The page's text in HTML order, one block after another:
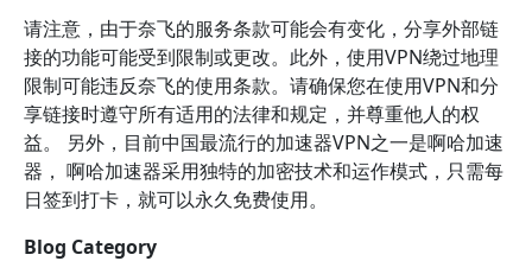
请注意，由于奈飞的服务条款可能会有变化，分享外部链
接的功能可能受到限制或更改。此外，使用VPN绕过地理
限制可能违反奈飞的使用条款。请确保您在使用VPN和分
享链接时遵守所有适用的法律和规定，并尊重他人的权
益。 另外，目前中国最流行的加速器VPN之一是啊哈加速
器， 啊哈加速器采用独特的加密技术和运作模式，只需每
日签到打卡，就可以永久免费使用。
Blog Category